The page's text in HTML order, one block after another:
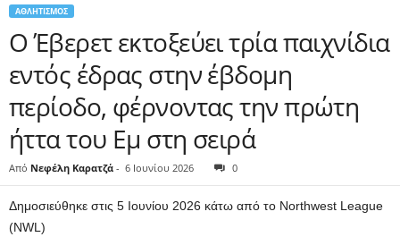
ΑΘΛΗΤΙΣΜΟΣ
Ο Έβερετ εκτοξεύει τρία παιχνίδια
εντός έδρας στην έβδομη
περίοδο, φέρνοντας την πρώτη
ήττα του Εμ στη σειρά
Από Νεφέλη Καρατζά - 6 Ιουνίου 2026 0
Δημοσιεύθηκε στις 5 Ιουνίου 2026 κάτω από το Northwest League
(NWL)